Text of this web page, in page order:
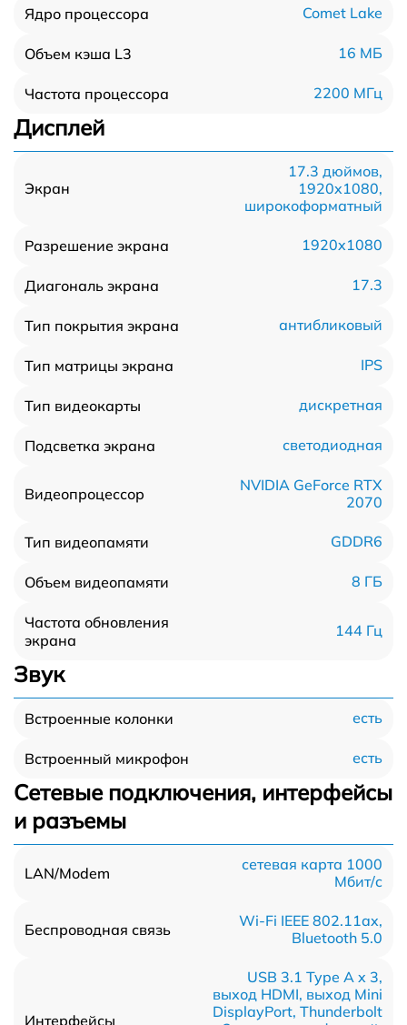
Ядро процессора Comet Lake
Объем кэша L3 16 МБ
Частота процессора 2200 МГц
Дисплей
Экран
17.3 дюймов,
1920x1080,
широкоформатный
Разрешение экрана 1920x1080
Диагональ экрана 17.3
Тип покрытия экрана антибликовый
Тип матрицы экрана IPS
Тип видеокарты дискретная
Подсветка экрана светодиодная
Видеопроцессор
NVIDIA GeForce RTX
2070
Тип видеопамяти GDDR6
Объем видеопамяти 8 ГБ
Частота обновления
экрана
144 Гц
Звук
Встроенные колонки есть
Встроенный микрофон есть
Сетевые подключения, интерфейсы
и разъемы
LAN/Modem
сетевая карта 1000
Мбит/c
Беспроводная связь
Wi-Fi IEEE 802.11ax,
Bluetooth 5.0
Интерфейсы
USB 3.1 Type A x 3,
выход HDMI, выход Mini
DisplayPort, Thunderbolt